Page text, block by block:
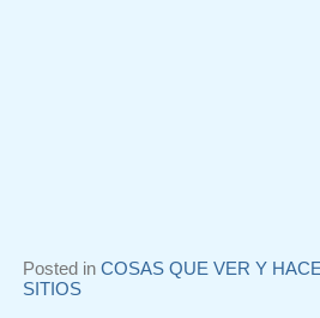
Posted in COSAS QUE VER Y
SITIOS